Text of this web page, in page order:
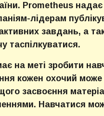
Prometheus
лідерам
завдань, а
таспілкуватися.
на меті зробити
кожен охочий
засвоєння
Навчатися